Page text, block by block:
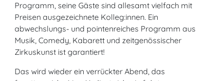
Programm, seine Gäste sind allesamt vielfach mit
Preisen ausgezeichnete Kolleg:innen. Ein
abwechslungs- und pointenreiches Programm aus
Musik, Comedy, Kabarett und zeitgenössischer
Zirkuskunst ist garantiert!
Das wird wieder ein verrückter Abend, das